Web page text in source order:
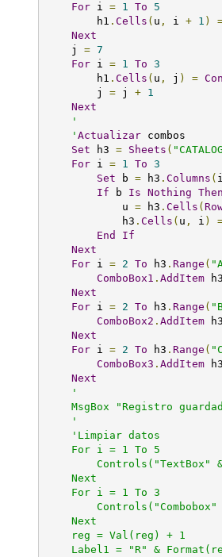
For i = 1 To
5
h1 .Cells ( u , i + 1 )
Next
j = 7
For i = 1 To
3
h1 .Cells ( u , j ) =
j = j + 1
Next
'
'Actualizar combos
Set h3 = Sheets (
For i = 1 To
3
Set b = h3 .Columns ( i
If b Is Nothing
Then
u = h3 .Cells (
h3 .Cells ( u , i )
End
If
Next
For i = 2 To h3 . Range (
ComboBox1 .AddItem h3
Next
For i = 2 To h3 . Range (
ComboBox2 .AddItem h3
Next
For i = 2 To h3 . Range (
ComboBox3 .AddItem h3
Next
'
MsgBox "Registro
'
'Limpiar datos
For i = 1 To 5
Controls("TextBox" &
Next
For i = 1 To 3
Controls("Combobox"
Next
reg = Val(reg) + 1
Label1 = "R" &